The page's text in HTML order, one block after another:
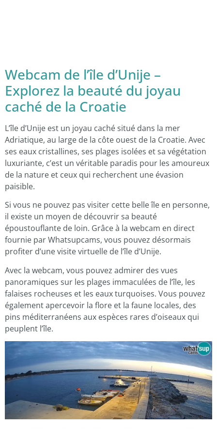
Webcam de l’île d’Unije –
Explorez la beauté du joyau
caché de la Croatie
L’île d’Unije est un joyau caché situé dans la mer
Adriatique, au large de la côte ouest de la Croatie. Avec
ses eaux cristallines, ses plages isolées et sa végétation
luxuriante, c’est un véritable paradis pour les amoureux
de la nature et ceux qui recherchent une évasion
paisible.
Si vous ne pouvez pas visiter cette belle île en personne,
il existe un moyen de découvrir sa beauté
époustouflante de loin. Grâce à la webcam en direct
fournie par Whatsupcams, vous pouvez désormais
profiter d’une visite virtuelle de l’île d’Unije.
Avec la webcam, vous pouvez admirer des vues
panoramiques sur les plages immaculées de l’île, les
falaises rocheuses et les eaux turquoises. Vous pouvez
également apercevoir la flore et la faune locales, des
pins méditerranéens aux espèces rares d’oiseaux qui
peuplent l’île.